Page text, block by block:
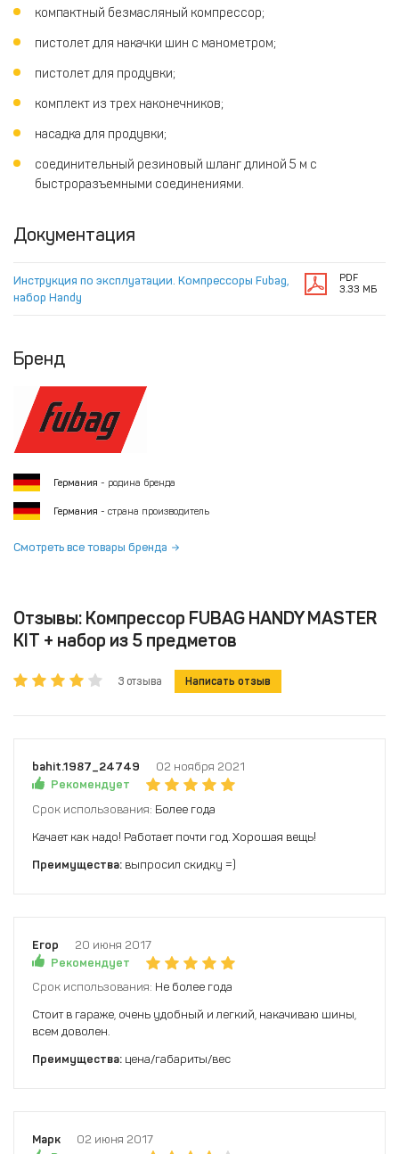
компактный безмасляный компрессор;
пистолет для накачки шин с манометром;
пистолет для продувки;
комплект из трех наконечников;
насадка для продувки;
соединительный резиновый шланг длиной 5 м с
быстроразъемными соединениями.
Документация
Инструкция по эксплуатации. Компрессоры Fubag,
набор Handy
PDF
3.33 МБ
Бренд
Германия - родина бренда
Германия - страна производитель
Смотреть все товары бренда
Отзывы: Компрессор FUBAG HANDY MASTER
KIT + набор из 5 предметов
3 отзыва Написать отзыв
bahit.1987_24749
02 ноября 2021
Рекомендует
Срок использования: Более года
Качает как надо! Работает почти год. Хорошая вещь!
Преимущества: выпросил скидку =)
Егор
20 июня 2017
Рекомендует
Срок использования: Не более года
Стоит в гараже, очень удобный и легкий, накачиваю шины,
всем доволен.
Преимущества: цена/габариты/вес
Марк
02 июня 2017